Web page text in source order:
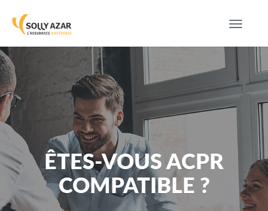
Toggle
ÊTES-VOUS ACPR
COMPATIBLE ?